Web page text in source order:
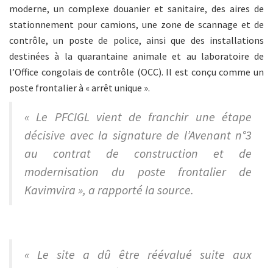
moderne, un complexe douanier et sanitaire, des aires de
stationnement pour camions, une zone de scannage et de
contrôle, un poste de police, ainsi que des installations
destinées à la quarantaine animale et au laboratoire de
l’Office congolais de contrôle (OCC). Il est conçu comme un
poste frontalier à « arrêt unique ».
« Le PFCIGL vient de franchir une étape
décisive avec la signature de l’Avenant n°3
au contrat de construction et de
modernisation du poste frontalier de
Kavimvira », a rapporté la source.
« Le site a dû être réévalué suite aux